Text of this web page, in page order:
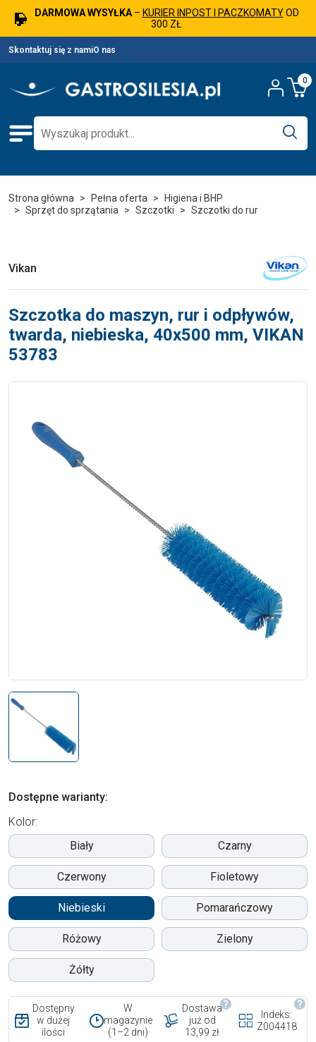
DARMOWA WYSYŁKA– KURIER INPOST I PACZKOMATYOD
300 ZŁ
Skontaktuj się z namiO nas
0
Strona główna Pełna oferta
Higiena i BHP
Sprzęt do sprzątania
Szczotki Szczotki do rur
Vikan
Szczotka do maszyn, rur i odpływów,
twarda, niebieska, 40x500 mm, VIKAN
53783
Dostępne warianty:
Kolor:
Biały
Czarny
Czerwony Fioletowy
Niebieski Pomarańczowy
Różowy Zielony
Żółty
Dostępny
w dużej
ilości
W
magazynie
(1–2 dni)
Dostawa
już od
13,99 zł
Indeks:
Z004418